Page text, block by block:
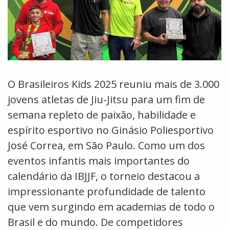
O Brasileiros Kids 2025 reuniu mais de 3.000
jovens atletas de Jiu-Jitsu para um fim de
semana repleto de paixão, habilidade e
espírito esportivo no Ginásio Poliesportivo
José Correa, em São Paulo. Como um dos
eventos infantis mais importantes do
calendário da IBJJF, o torneio destacou a
impressionante profundidade de talento
que vem surgindo em academias de todo o
Brasil e do mundo. De competidores